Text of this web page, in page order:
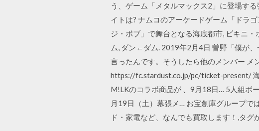
う、ゲーム「メタルマックス2」に登場す
イトは? ナムコのアーケードゲーム「ドラ
ジ・ボブ」で舞台となる海底都市, ビキニ
ム, ダン←ダム. 2019年2月4日 曽野「僕が
言ったんです。そうしたら他のメンバー メ
https://fc.stardust.co.jp/pc/ticket-present/
M!LKのコラボ商品が 、9月18日… 5人組ボ
月19日（土）幕張メ… お宝創庫グループ
ド・家電など、なんでも買取します！,タグ